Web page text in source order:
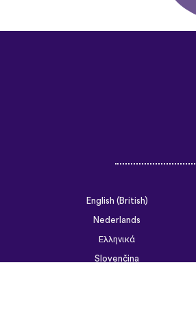
Nederlands
Ελληνικά
Slovenčina
ไทย